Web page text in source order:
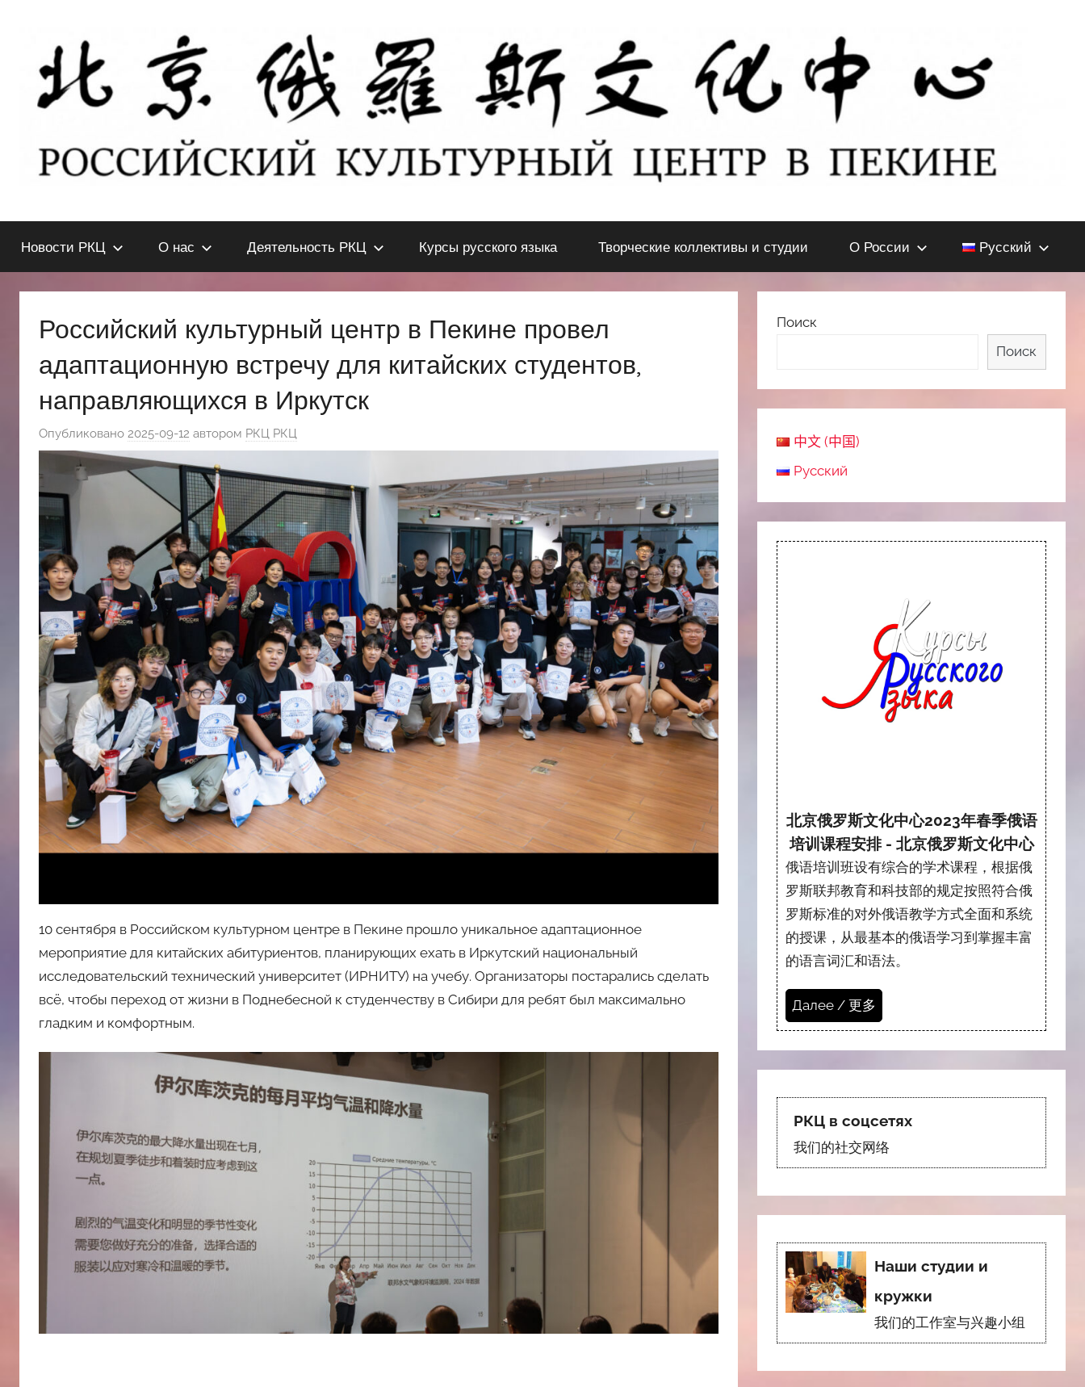
содержимому
北
京
罗
斯
文
化
中
心
КУЛЬТУРНЫЙ
ЦЕНТР
ПЕКИНЕ
Новости РКЦ О нас Деятельность РКЦ Курсы русского языка Творческие коллективы и студии О России Русский
Российский культурный центр в Пекине провел
адаптационную встречу для китайских студентов,
направляющихся в Иркутск
Опубликовано 2025-09-12 автором РКЦ РКЦ
10 сентября в Российском культурном центре в Пекине прошло уникальное адаптационное
мероприятие для китайских абитуриентов, планирующих ехать в Иркутский национальный
исследовательский технический университет (ИРНИТУ) на учебу. Организаторы постарались сделать
всё, чтобы переход от жизни в Поднебесной к студенчеству в Сибири для ребят был максимально
гладким и комфортным.
Поиск
Поиск
中文 (中国)
Русский
北京俄罗斯文化中心2023年春季俄语
培训课程安排 - 北京俄罗斯文化中心
俄语培训班设有综合的学术课程，根据俄
罗斯联邦教育和科技部的规定按照符合俄
罗斯标准的对外俄语教学方式全面和系统
的授课，从最基本的俄语学习到掌握丰富
的语言词汇和语法。
Далее / 更多
РКЦ в соцсетях
我们的社交网络
Наши студии и
кружки
我们的工作室与兴趣小组